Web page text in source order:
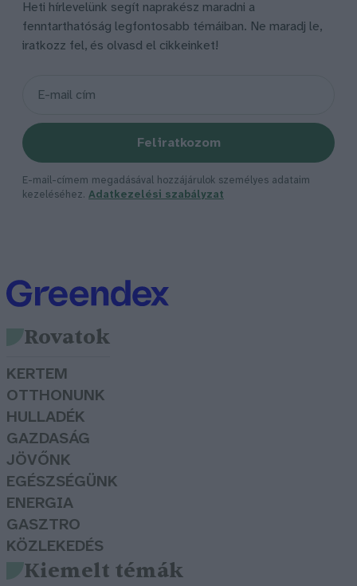
Heti hírlevelünk segít naprakész maradni a
fenntarthatóság legfontosabb témáiban. Ne maradj le,
iratkozz fel, és olvasd el cikkeinket!
Feliratkozom
E-mail-címem megadásával hozzájárulok személyes adataim
kezeléséhez. Adatkezelési szabályzat
Rovatok
KERTEM
OTTHONUNK
HULLADÉK
GAZDASÁG
JÖVŐNK
EGÉSZSÉGÜNK
ENERGIA
GASZTRO
KÖZLEKEDÉS
Kiemelt témák